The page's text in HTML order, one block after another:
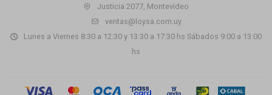
Justicia 2077, Montevideo
ventas@loysa.com.uy
Lunes a Viernes 8:30 a 12:30 y 13:30 a 17:30 hs Sábados 9:00 a 13:00
hs